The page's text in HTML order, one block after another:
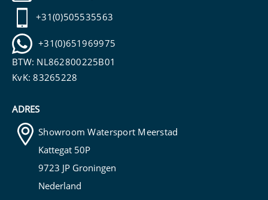
+31(0)505535563
+31(0)651969975
BTW: NL862800225B01
KvK: 83265228
ADRES
Showroom Watersport Meerstad
Kattegat 50P
9723 JP Groningen
Nederland